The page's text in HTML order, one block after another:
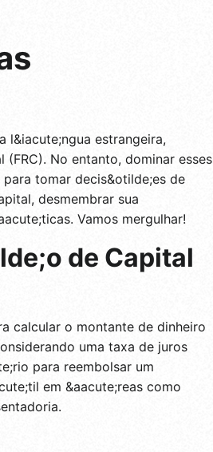
l&iacute;ngua estrangeira,
No entanto, dominar esses
tomar decis&otilde;es de
desmembrar sua
Vamos mergulhar!
de Capital
calcular o montante de dinheiro
uma taxa de juros
para reembolsar um
em &aacute;reas como